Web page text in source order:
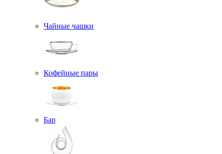
Чайные чашки
Кофейные пары
Бар